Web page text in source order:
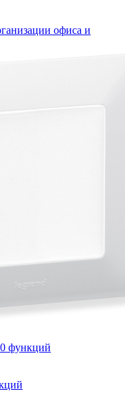
офиса и
функций